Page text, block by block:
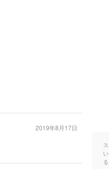
2019年8月17日